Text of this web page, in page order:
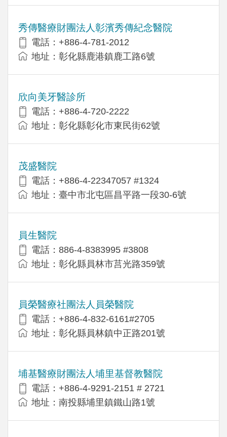
秀傳醫療財團法人彰濱秀傳紀念醫院
電話：+886-4-781-2012
地址：彰化縣鹿港鎮鹿工路6號
欣向美牙醫診所
電話：+886-4-720-2222
地址：彰化縣彰化市東民街62號
茂盛醫院
電話：+886-4-22347057 #1324
地址：臺中市北屯區昌平路一段30-6號
員生醫院
電話：886-4-8383995 #3808
地址：彰化縣員林市莒光路359號
員榮醫療社團法人員榮醫院
電話：+886-4-832-6161#2705
地址：彰化縣員林鎮中正路201號
埔基醫療財團法人埔里基督教醫院
電話：+886-4-9291-2151 # 2721
地址：南投縣埔里鎮鐵山路1號